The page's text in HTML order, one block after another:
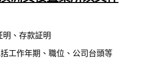
明、存款証明
工作年期、職位、公司台頭等